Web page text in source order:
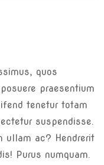
quos
praesentium
tenetur totam
suspendisse.
ullam ac? Hendrerit
Purus numquam.